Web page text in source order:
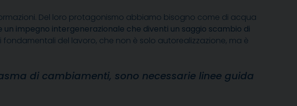
Del loro protagonismo abbiamo bisogno come di acqua
un impegno intergenerazionale che diventi un saggio scambio di
del lavoro, che non è solo autorealizzazione, ma è
di cambiamenti, sono necessarie linee guida